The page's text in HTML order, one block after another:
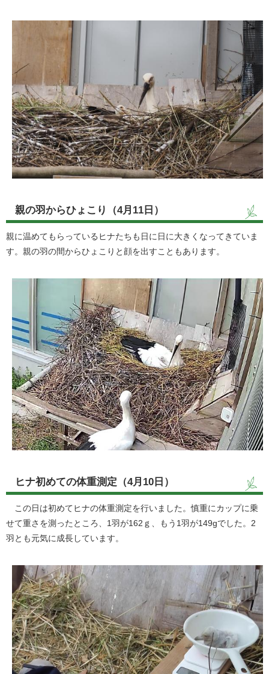
親の羽からひょこり（4月11日）
親に温めてもらっているヒナたちも日に日に大きくなってきていま
す。親の羽の間からひょこりと顔を出すこともあります。
ヒナ初めての体重測定（4月10日）
この日は初めてヒナの体重測定を行いました。慎重にカップに乗
せて重さを測ったところ、1羽が162ｇ、もう1羽が149gでした。2
羽とも元気に成長しています。